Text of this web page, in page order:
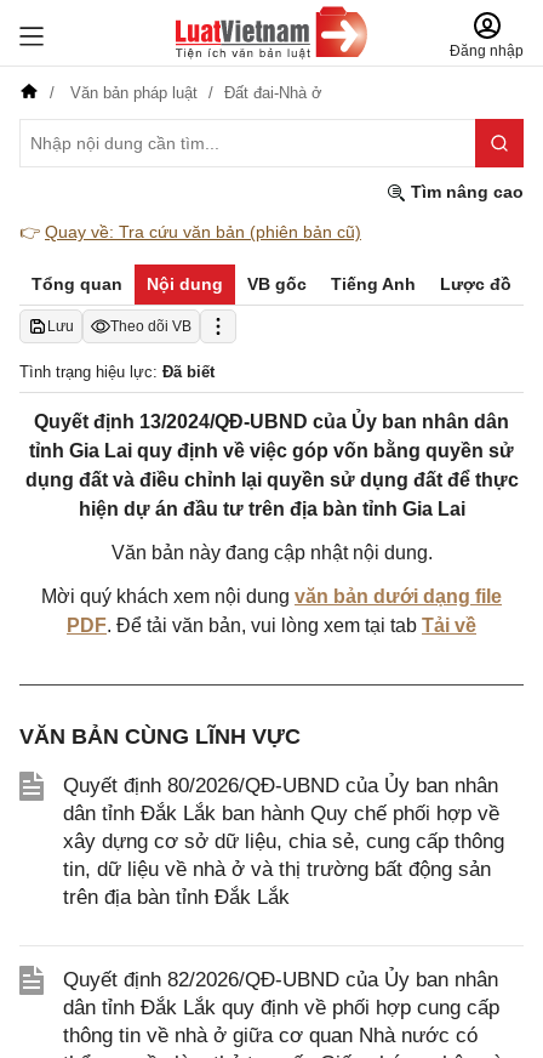
Đăng nhập
Văn bản pháp luật Đất đai-Nhà ở
Tìm nâng cao
👉 Quay về: Tra cứu văn bản (phiên bản cũ)
Tổng quan Nội dung VB gốc Tiếng Anh Lược đồ
Lưu Theo dõi VB
Tình trạng hiệu lực: Đã biết
Quyết định 13/2024/QĐ-UBND của Ủy ban nhân dân
tỉnh Gia Lai quy định về việc góp vốn bằng quyền sử
dụng đất và điều chỉnh lại quyền sử dụng đất để thực
hiện dự án đầu tư trên địa bàn tỉnh Gia Lai
Văn bản này đang cập nhật nội dung.
Mời quý khách xem nội dung văn bản dưới dạng file
PDF. Để tải văn bản, vui lòng xem tại tab Tải về
VĂN BẢN CÙNG LĨNH VỰC
Quyết định 80/2026/QĐ-UBND của Ủy ban nhân
dân tỉnh Đắk Lắk ban hành Quy chế phối hợp về
xây dựng cơ sở dữ liệu, chia sẻ, cung cấp thông
tin, dữ liệu về nhà ở và thị trường bất động sản
trên địa bàn tỉnh Đắk Lắk
Quyết định 82/2026/QĐ-UBND của Ủy ban nhân
dân tỉnh Đắk Lắk quy định về phối hợp cung cấp
thông tin về nhà ở giữa cơ quan Nhà nước có